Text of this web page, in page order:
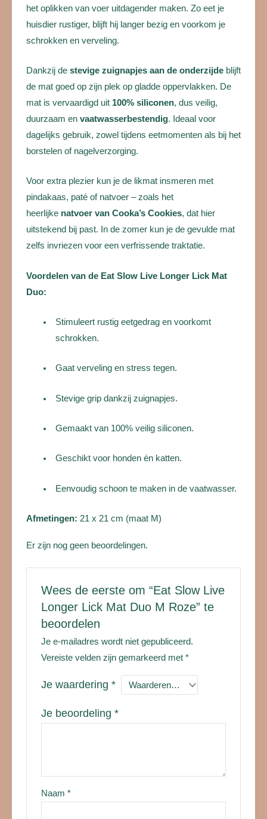
het oplikken van voer uitdagender maken. Zo eet je
huisdier rustiger, blijft hij langer bezig en voorkom je
schrokken en verveling.
Dankzij de stevige zuignapjes aan de onderzijde blijft
de mat goed op zijn plek op gladde oppervlakken. De
mat is vervaardigd uit 100% siliconen, dus veilig,
duurzaam en vaatwasserbestendig. Ideaal voor
dagelijks gebruik, zowel tijdens eetmomenten als bij het
borstelen of nagelverzorging.
Voor extra plezier kun je de likmat insmeren met
pindakaas, paté of natvoer – zoals het
heerlijke natvoer van Cooka’s Cookies, dat hier
uitstekend bij past. In de zomer kun je de gevulde mat
zelfs invriezen voor een verfrissende traktatie.
Voordelen van de Eat Slow Live Longer Lick Mat
Duo:
Stimuleert rustig eetgedrag en voorkomt
schrokken.
Gaat verveling en stress tegen.
Stevige grip dankzij zuignapjes.
Gemaakt van 100% veilig siliconen.
Geschikt voor honden én katten.
Eenvoudig schoon te maken in de vaatwasser.
Afmetingen: 21 x 21 cm (maat M)
Er zijn nog geen beoordelingen.
Wees de eerste om “Eat Slow Live
Longer Lick Mat Duo M Roze” te
beoordelen
Je e-mailadres wordt niet gepubliceerd.
Vereiste velden zijn gemarkeerd met*
Je waardering*
Je beoordeling*
Naam*